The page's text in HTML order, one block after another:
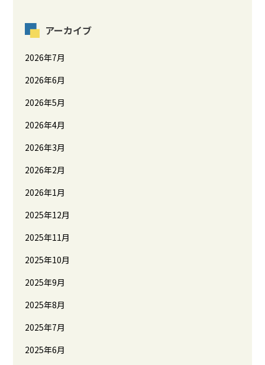
アーカイブ
2026年7月
2026年6月
2026年5月
2026年4月
2026年3月
2026年2月
2026年1月
2025年12月
2025年11月
2025年10月
2025年9月
2025年8月
2025年7月
2025年6月